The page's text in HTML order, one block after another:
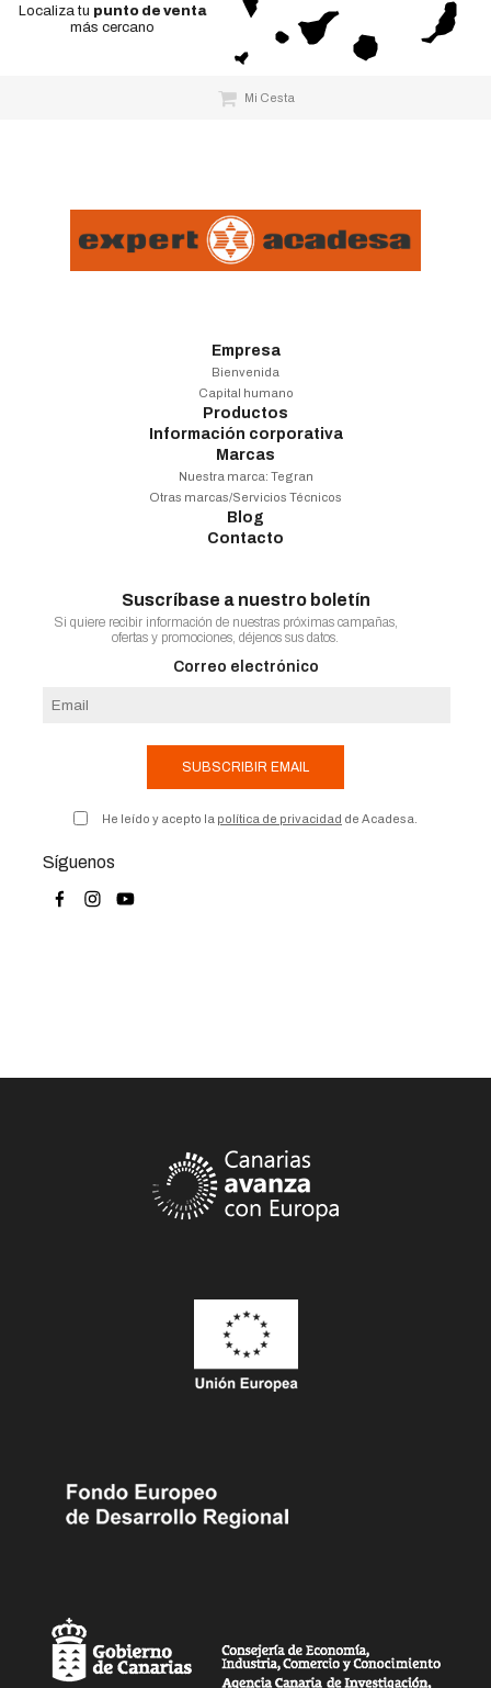
Localiza tu punto de venta
más cercano
Mi Cesta
Empresa
Bienvenida
Capital humano
Productos
Información corporativa
Marcas
Nuestra marca: Tegran
Otras marcas/Servicios Técnicos
Blog
Contacto
Suscríbase a nuestro boletín
Si quiere recibir información de nuestras próximas campañas,
ofertas y promociones, déjenos sus datos.
Correo electrónico
SUBSCRIBIR EMAIL
He leído y acepto la política de privacidad de Acadesa.
Síguenos